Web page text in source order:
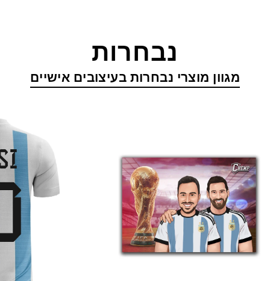
נבחרות
מגוון מוצרי נבחרות בעיצובים אישיים